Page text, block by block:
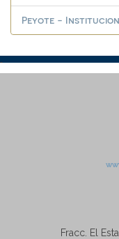
Peyote -
Fracc. El